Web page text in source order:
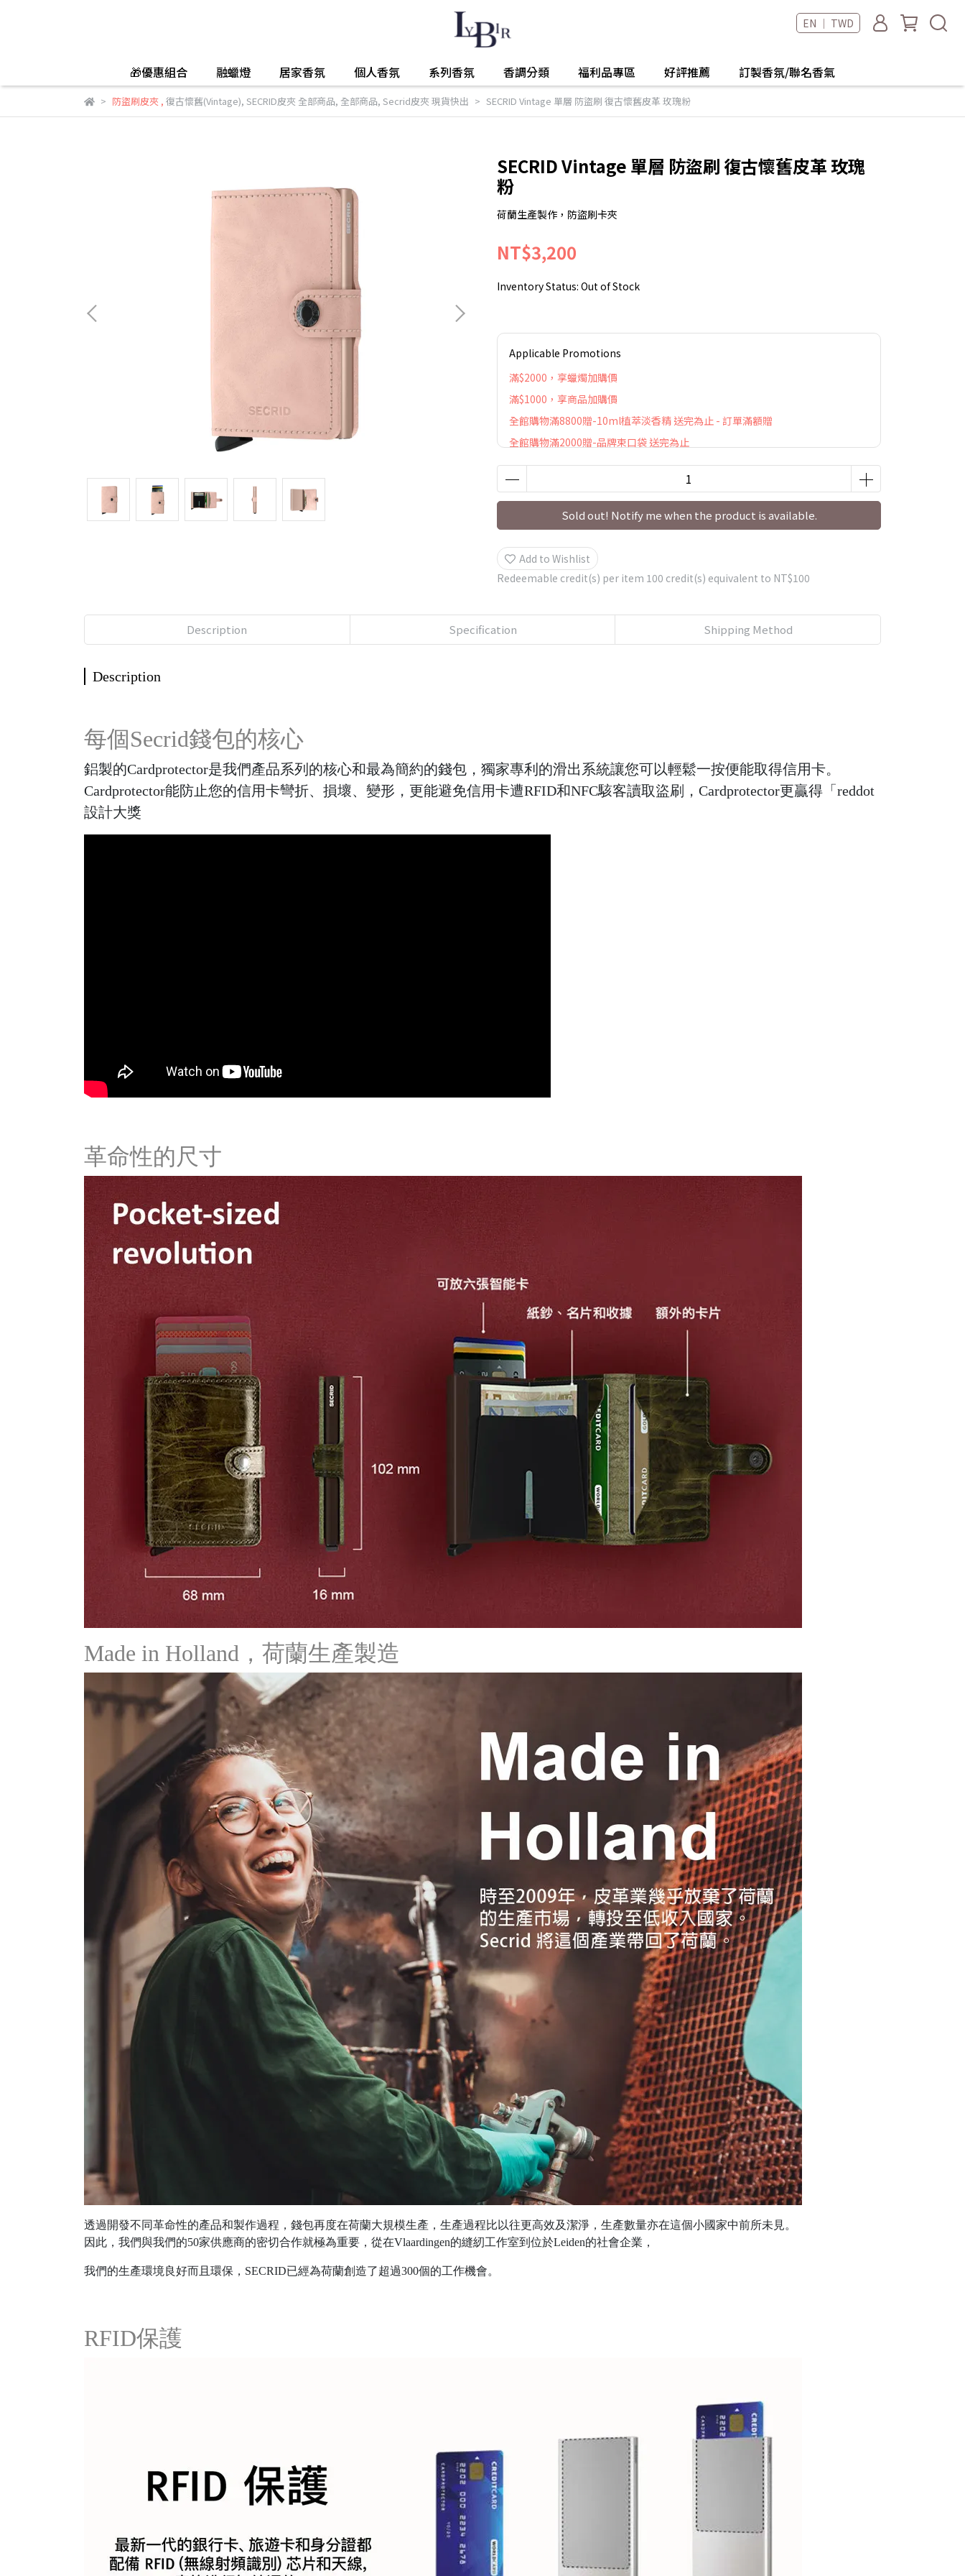
EN ｜ TWD
🎁優惠組合 融蠟燈 居家香氛 個人香氛 系列香氛 香調分類 福利品專區 好評推薦 訂製香氛/聯名香氣
防盜刷皮夾, 復古懷舊(Vintage), SECRID皮夾 全部商品, 全部商品, Secrid皮夾 現貨快出 SECRID Vintage 單層 防盜刷 復古懷舊皮革 玫瑰粉
SECRID Vintage 單層 防盜刷 復古懷舊皮革 玫瑰
粉
荷蘭生產製作，防盜刷卡夾
NT$3,200
Inventory Status: Out of Stock
Applicable Promotions
滿$2000，享蠟燭加購價
滿$1000，享商品加購價
全館購物滿8800贈-10ml植萃淡香精 送完為止 - 訂單滿額贈
全館購物滿2000贈-品牌束口袋 送完為止
Sold out! Notify me when the product is available.
Add to Wishlist
Redeemable credit(s) per item 100 credit(s) equivalent to NT$100
Description Specification Shipping Method
Description
每個Secrid錢包的核心
鋁製的Cardprotector是我們產品系列的核心和最為簡約的錢包，獨家專利的滑出系統讓您可以輕鬆一按便能取得信用卡。
Cardprotector能防止您的信用卡彎折、損壞、變形，更能避免信用卡遭RFID和NFC駭客讀取盜刷，Cardprotector更贏得「reddot
設計大獎
革命性的尺寸
Made in Holland，荷蘭生產製造
透過開發不同革命性的產品和製作過程，錢包再度在荷蘭大規模生產，生產過程比以往更高效及潔淨，生產數量亦在這個小國家中前所未見。
因此，我們與我們的50家供應商的密切合作就極為重要，從在Vlaardingen的縫紉工作室到位於Leiden的社會企業，
我們的生產環境良好而且環保，SECRID已經為荷蘭創造了超過300個的工作機會。
RFID保護